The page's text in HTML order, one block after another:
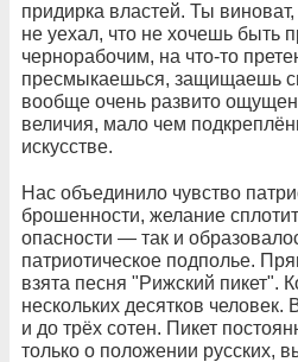
придирка властей. Ты
не уехал, что не хочешь быть
чернорабочим, на что-то
пресмыкаешься, защищаешь
вообще очень развито
величия, мало чем
искусстве.
Нас объединило чувство
брошенности, желание
опасности — так и
патриотическое подполье.
взята песня "Рижский пикет".
нескольких десятков
и до трёх сотен. Пикет
только о положении русских,